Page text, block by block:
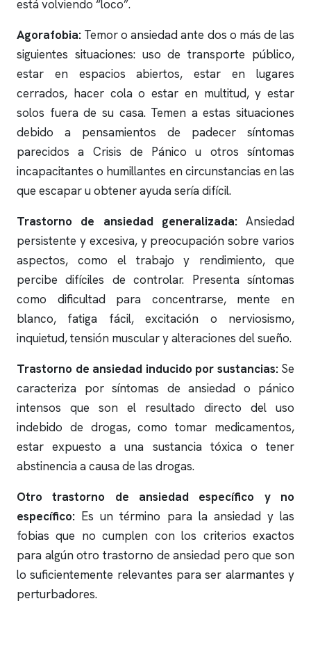
está volviendo “loco”.
Agorafobia: Temor o ansiedad ante dos o más de las
siguientes situaciones: uso de transporte público,
estar en espacios abiertos, estar en lugares
cerrados, hacer cola o estar en multitud, y estar
solos fuera de su casa. Temen a estas situaciones
debido a pensamientos de padecer síntomas
parecidos a Crisis de Pánico u otros síntomas
incapacitantes o humillantes en circunstancias en las
que escapar u obtener ayuda sería difícil.
Trastorno de ansiedad generalizada:Ansiedad
persistente y excesiva, y preocupación sobre varios
aspectos, como el trabajo y rendimiento, que
percibe difíciles de controlar. Presenta síntomas
como dificultad para concentrarse, mente en
blanco, fatiga fácil, excitación o nerviosismo,
inquietud, tensión muscular y alteraciones del sueño.
Trastorno de ansiedad inducido por sustancias:Se
caracteriza por síntomas de ansiedad o pánico
intensos que son el resultado directo del uso
indebido de drogas, como tomar medicamentos,
estar expuesto a una sustancia tóxica o tener
abstinencia a causa de las drogas.
Otro trastorno de ansiedad específico y no
específico: Es un término para la ansiedad y las
fobias que no cumplen con los criterios exactos
para algún otro trastorno de ansiedad pero que son
lo suficientemente relevantes para ser alarmantes y
perturbadores.